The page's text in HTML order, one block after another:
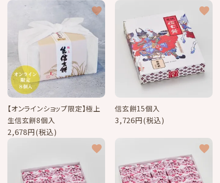
【オンラインショップ限定】極上
生信玄餅8個入
2,678円(税込)
favorite
信玄餅15個入
3,726円(税込)
favorite
favorite favorite